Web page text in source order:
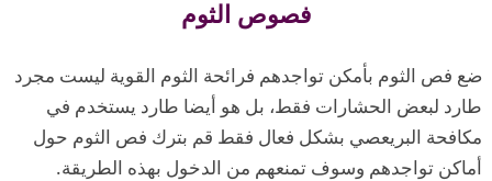
فصوص الثوم
ضع فص الثوم بأمكن تواجدهم فرائحة الثوم القوية ليست مجرد
طارد لبعض الحشارات فقط، بل هو أيضا طارد يستخدم في
مكافحة البريعصي بشكل فعال فقط قم بترك فص الثوم حول
أماكن تواجدهم وسوف تمنعهم من الدخول بهذه الطريقة.